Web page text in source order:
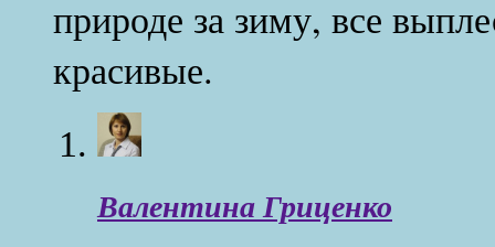
природе за зиму, все
красивые.
Валентина Гриценко